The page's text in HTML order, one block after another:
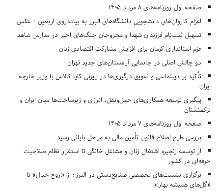
صفحه اول روزنامه‌های 8 مرداد 1405
اعزام کاروان‌های دانشجویی دانشگاه‌های البرز به پیاده‌روی اربعین + عکس
تسهیل ثبت‌نام فرزندان شهدا و مجروحان جنگ‌های اخیر در مدارس شاهد
عزم استانداری کرمان برای افزایش مشارکت اقتصادی زنان
دو چالش اصلی در جانمایی آرامستان‌های جدید تهران
تأکید بر دیپلماسی و تعویق درگیری‌ها در رایزنی کایا کالاس با وزیر خارجه
ایران
پیگیری توسعه همکاری‌های حمل‌ونقل، انرژی و زیرساخت‌ها میان ایران و
ترکمنستان
صفحه اول روزنامه‌های 7 مرداد 1405
بررسی طرح اصلاح قانون تأمین مالی به مراحل پایانی رسید
از توسعه زنجیره اشتغال زنان و مشاغل خانگی تا استقرار نظام صلاحیت
حرفه‌ای در کشور
برگزاری نشست‌های تخصصی صنایع‌دستی در البرز؛ از «روح خیال» تا
«گل‌های همیشه بهار»